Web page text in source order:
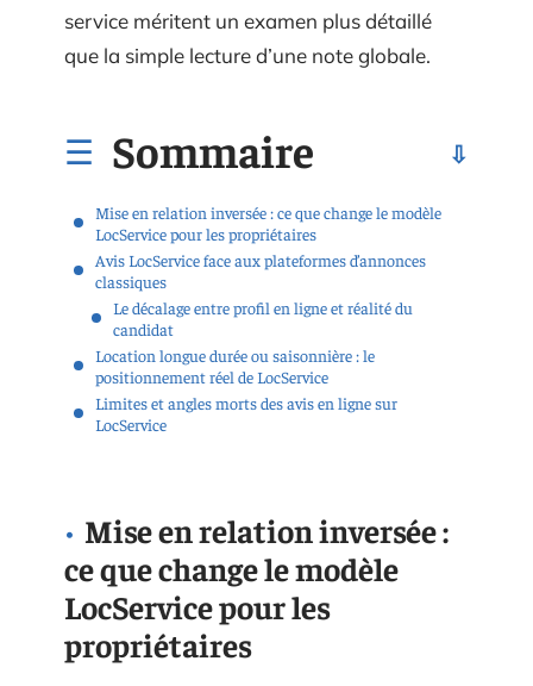
service méritent un examen plus détaillé
que la simple lecture d’une note globale.
Sommaire
Mise en relation inversée : ce que change le modèle
LocService pour les propriétaires
Avis LocService face aux plateformes d’annonces
classiques
Le décalage entre profil en ligne et réalité du
candidat
Location longue durée ou saisonnière : le
positionnement réel de LocService
Limites et angles morts des avis en ligne sur
LocService
Mise en relation inversée :
ce que change le modèle
LocService pour les
propriétaires